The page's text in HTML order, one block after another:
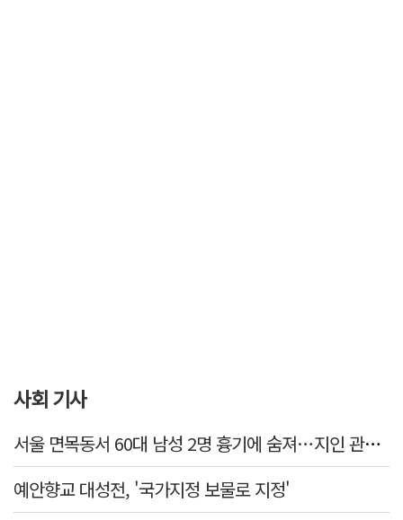
사회 기사
서울 면목동서 60대 남성 2명 흉기에 숨져…지인 관계로 추정
예안향교 대성전, '국가지정 보물로 지정'